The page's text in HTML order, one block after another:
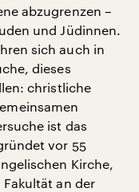
abzugrenzen –
und Jüdinnen.
sich auch in
dieses
christliche
ist das
vor 55
Kirche,
an der